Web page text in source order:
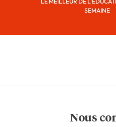
SEMAINE
Nous